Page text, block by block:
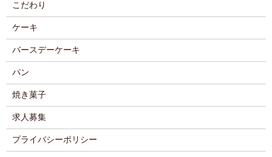
こだわり
ケーキ
バースデーケーキ
パン
焼き菓子
求人募集
プライバシーポリシー